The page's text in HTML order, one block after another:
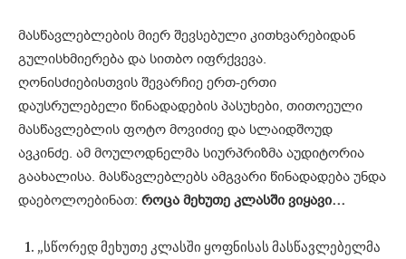
მასწავლებლების მიერ შევსებული კითხვარებიდან
გულისხმიერება და სითბო იფრქვევა.
ღონისძიებისთვის შევარჩიე ერთ-ერთი
დაუსრულებელი წინადადების პასუხები, თითოეული
მასწავლებლის ფოტო მოვიძიე და სლაიდშოუდ
ავკინძე. ამ მოულოდნელმა სიურპრიზმა აუდიტორია
გაახალისა. მასწავლებლებს ამგვარი წინადადება უნდა
დაებოლოებინათ: როცა მეხუთე კლასში ვიყავი…
„სწორედ მეხუთე კლასში ყოფნისას მასწავლებელმა